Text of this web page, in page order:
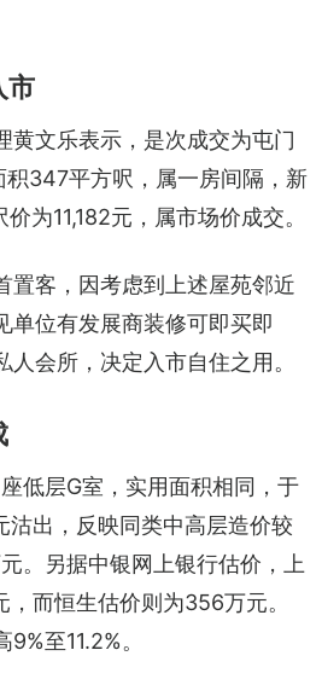
市
黄文乐表示，是次成交为屯门
积347平方呎，属一房间隔，新
为11,182元，属市场价成交。
置客，因考虑到上述屋苑邻近
单位有发展商装修可即买即
会所，决定入市自住之用。
低层G室，实用面积相同，于
出，反映同类中高层造价较
。另据中银网上银行估价，上
而恒生估价则为356万元。
至11.2%。